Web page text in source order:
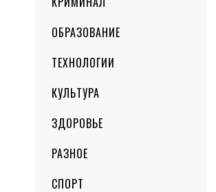
ОБРАЗОВАНИЕ
ТЕХНОЛОГИИ
КУЛЬТУРА
ЗДОРОВЬЕ
РАЗНОЕ
СПОРТ